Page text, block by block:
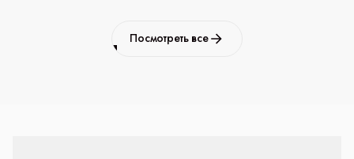
Посмотреть все